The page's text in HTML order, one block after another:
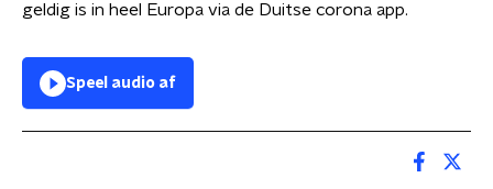
geldig is in heel Europa via de Duitse corona app.
Speel audio af